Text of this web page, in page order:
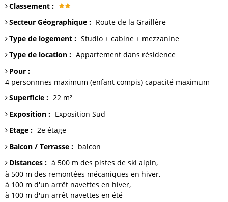
Classement :
Secteur Géographique : Route de la Graillère
Type de logement : Studio + cabine + mezzanine
Type de location : Appartement dans résidence
Pour :
4 personnnes maximum (enfant compis) capacité maximum
Superficie : 22 m²
Exposition : Exposition Sud
Etage : 2e étage
Balcon / Terrasse : balcon
Distances : à 500 m des pistes de ski alpin
à 500 m des remontées mécaniques en hiver
à 100 m d'un arrêt navettes en hiver
à 100 m d'un arrêt navettes en été